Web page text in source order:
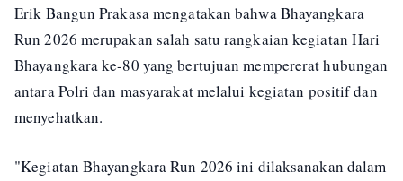
Erik Bangun Prakasa mengatakan bahwa Bhayangkara
Run 2026 merupakan salah satu rangkaian kegiatan Hari
Bhayangkara ke-80 yang bertujuan mempererat hubungan
antara Polri dan masyarakat melalui kegiatan positif dan
menyehatkan.
"Kegiatan Bhayangkara Run 2026 ini dilaksanakan dalam